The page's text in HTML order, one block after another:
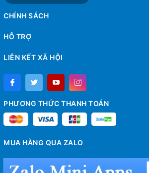
CHÍNH SÁCH
HỖ TRỢ
LIÊN KẾT XÃ HỘI
PHƯƠNG THỨC THANH TOÁN
MUA HÀNG QUA ZALO